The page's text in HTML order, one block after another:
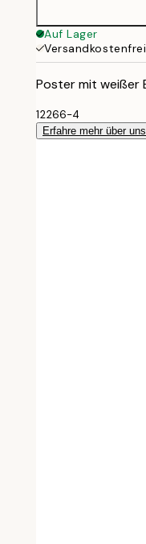
Auf Lager
Poster mit weißer
12266-4
Erfahre mehr über